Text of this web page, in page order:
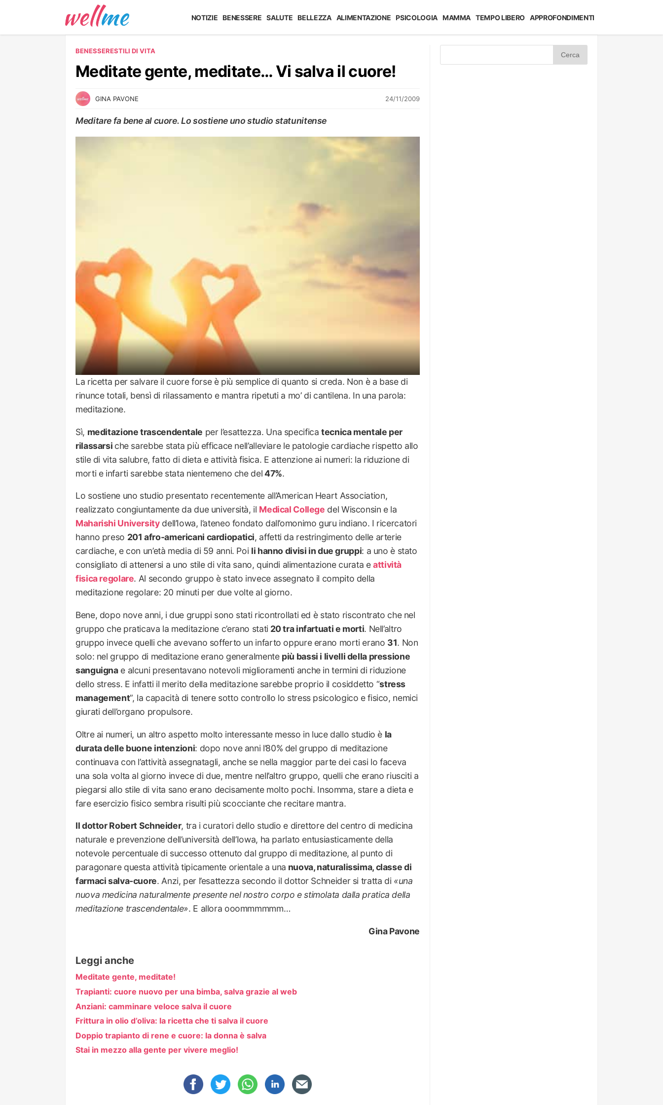
NOTIZIE BENESSERE SALUTE BELLEZZA ALIMENTAZIONE PSICOLOGIA MAMMA TEMPO LIBERO APPROFONDIMENTI
BENESSERESTILI DI VITA
Meditate gente, meditate… Vi salva il cuore!
GINA PAVONE 24/11/2009
Meditare fa bene al cuore. Lo sostiene uno studio statunitense
La ricetta per salvare il cuore forse è più semplice di quanto si creda. Non è a base di
rinunce totali, bensì di rilassamento e mantra ripetuti a mo’ di cantilena. In una parola:
meditazione.
Sì, meditazione trascendentale per l’esattezza. Una specificatecnica mentale per
rilassarsi che sarebbe stata più efficace nell’alleviare le patologie cardiache rispetto allo
stile di vita salubre, fatto di dieta e attività fisica. E attenzione ai numeri: la riduzione di
morti e infarti sarebbe stata nientemeno che del47%.
Lo sostiene uno studio presentato recentemente all’American Heart Association,
realizzato congiuntamente da due università, il Medical College del Wisconsin e la
Maharishi Universitydell’Iowa, l’ateneo fondato dall’omonimo guru indiano. I ricercatori
hanno preso 201 afro-americani cardiopatici, affetti da restringimento delle arterie
cardiache, e con un’età media di 59 anni. Poi li hanno divisi in due gruppi: a uno è stato
consigliato di attenersi a uno stile di vita sano, quindi alimentazione curata eattività
fisica regolare. Al secondo gruppo è stato invece assegnato il compito della
meditazione regolare: 20 minuti per due volte al giorno.
Bene, dopo nove anni, i due gruppi sono stati ricontrollati ed è stato riscontrato che nel
gruppo che praticava la meditazione c’erano stati 20 tra infartuati e morti. Nell’altro
gruppo invece quelli che avevano sofferto un infarto oppure erano morti erano 31. Non
solo: nel gruppo di meditazione erano generalmente più bassi i livelli della pressione
sanguignae alcuni presentavano notevoli miglioramenti anche in termini di riduzione
dello stress. E infatti il merito della meditazione sarebbe proprio il cosiddetto “stress
management”, la capacità di tenere sotto controllo lo stress psicologico e fisico, nemici
giurati dell’organo propulsore.
Oltre ai numeri, un altro aspetto molto interessante messo in luce dallo studio è la
durata delle buone intenzioni: dopo nove anni l’80% del gruppo di meditazione
continuava con l’attività assegnatagli, anche se nella maggior parte dei casi lo faceva
una sola volta al giorno invece di due, mentre nell’altro gruppo, quelli che erano riusciti a
piegarsi allo stile di vita sano erano decisamente molto pochi. Insomma, stare a dieta e
fare esercizio fisico sembra risulti più scocciante che recitare mantra.
Il dottor Robert Schneider, tra i curatori dello studio e direttore del centro di medicina
naturale e prevenzione dell’università dell’Iowa, ha parlato entusiasticamente della
notevole percentuale di successo ottenuto dal gruppo di meditazione, al punto di
paragonare questa attività tipicamente orientale a una nuova, naturalissima, classe di
farmaci salva-cuore. Anzi, per l’esattezza secondo il dottor Schneider si tratta di «una
nuova medicina naturalmente presente nel nostro corpo e stimolata dalla pratica della
meditazione trascendentale». E allora ooommmmmm…
Gina Pavone
Leggi anche
Meditate gente, meditate!
Trapianti: cuore nuovo per una bimba, salva grazie al web
Anziani: camminare veloce salva il cuore
Frittura in olio d’oliva: la ricetta che ti salva il cuore
Doppio trapianto di rene e cuore: la donna è salva
Stai in mezzo alla gente per vivere meglio!